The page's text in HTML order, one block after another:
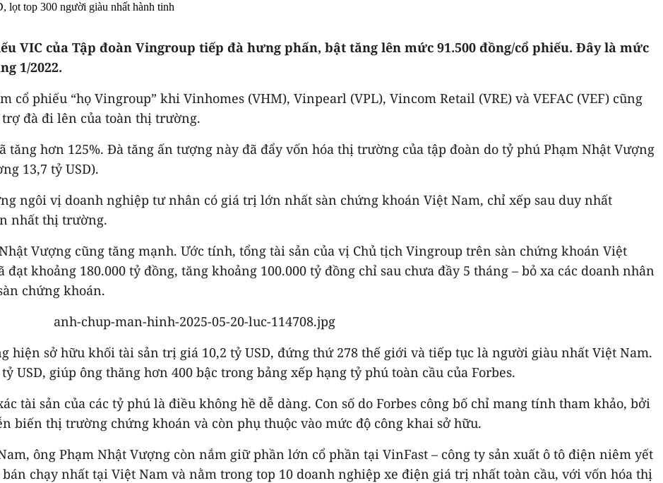
VIC của Tập đoàn Vingroup tiếp đà hưng phấn, bật tăng lên mức 91.500 đồng/cổ phiếu. Đây là mức
1/2022.
phiếu “họ Vingroup” khi Vinhomes (VHM), Vinpearl (VPL), Vincom Retail (VRE) và VEFAC (VEF) cũng
đà đi lên của toàn thị trường.
tăng hơn 125%. Đà tăng ấn tượng này đã đẩy vốn hóa thị trường của tập đoàn do tỷ phú Phạm Nhật Vượng
13,7 tỷ USD).
ngôi vị doanh nghiệp tư nhân có giá trị lớn nhất sàn chứng khoán Việt Nam, chỉ xếp sau duy nhất
nhất thị trường.
Vượng cũng tăng mạnh. Ước tính, tổng tài sản của vị Chủ tịch Vingroup trên sàn chứng khoán Việt
khoảng 180.000 tỷ đồng, tăng khoảng 100.000 tỷ đồng chỉ sau chưa đầy 5 tháng – bỏ xa các doanh nhân
chứng khoán.
hiện sở hữu khối tài sản trị giá 10,2 tỷ USD, đứng thứ 278 thế giới và tiếp tục là người giàu nhất Việt Nam.
USD, giúp ông thăng hơn 400 bậc trong bảng xếp hạng tỷ phú toàn cầu của Forbes.
tài sản của các tỷ phú là điều không hề dễ dàng. Con số do Forbes công bố chỉ mang tính tham khảo, bởi
biến thị trường chứng khoán và còn phụ thuộc vào mức độ công khai sở hữu.
ông Phạm Nhật Vượng còn nắm giữ phần lớn cổ phần tại VinFast – công ty sản xuất ô tô điện niêm yết
chạy nhất tại Việt Nam và nằm trong top 10 doanh nghiệp xe điện giá trị nhất toàn cầu, với vốn hóa thị